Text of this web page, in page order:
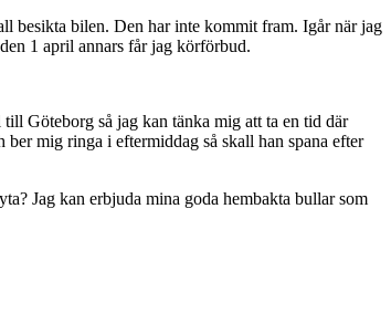
besikta bilen. Den har inte kommit fram. Igår när jag
1 april annars får jag körförbud.
Göteborg så jag kan tänka mig att ta en tid där
mig ringa i eftermiddag så skall han spana efter
Jag kan erbjuda mina goda hembakta bullar som